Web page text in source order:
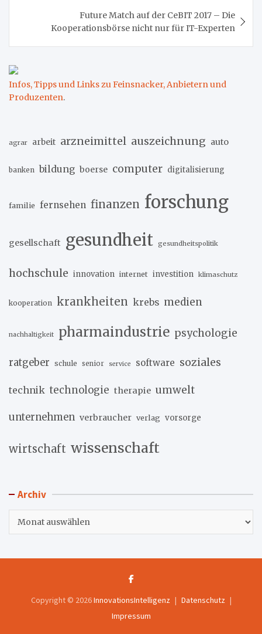
Future Match auf der CeBIT 2017 – Die
Kooperationsbörse nicht nur für IT-Experten
Infos, Tipps und Links zu Feinsnacker, Anbietern und
Produzenten.
agrar arbeit arzneimittel auszeichnung auto
banken bildung boerse computer digitalisierung
familie fernsehen finanzen forschung
gesellschaft gesundheit gesundheitspolitik
hochschule innovation internet investition klimaschutz
kooperation krankheiten krebs medien
nachhaltigkeit pharmaindustrie psychologie
ratgeber schule senior service software soziales
technik technologie therapie umwelt
unternehmen verbraucher verlag vorsorge
wirtschaft wissenschaft
Archiv
Copyright © 2026InnovationsIntelligenz
Datenschutz
Impressum